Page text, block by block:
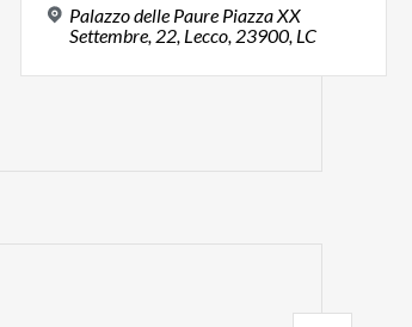
Palazzo delle Paure Piazza XX
Settembre, 22, Lecco, 23900, LC